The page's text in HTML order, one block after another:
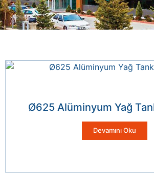
Ø625 Alüminyum Yağ
Devamını Oku